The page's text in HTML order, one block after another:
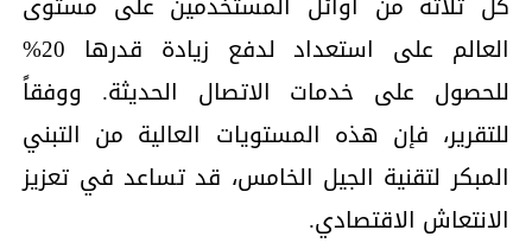
العالم على استعداد لدفع زيادة قدرها 20%
للحصول على خدمات الاتصال الحديثة. ووفقاً
للتقرير، فإن هذه المستويات العالية من التبني
المبكر لتقنية الجيل الخامس، قد تساعد في تعزيز
الانتعاش الاقتصادي.